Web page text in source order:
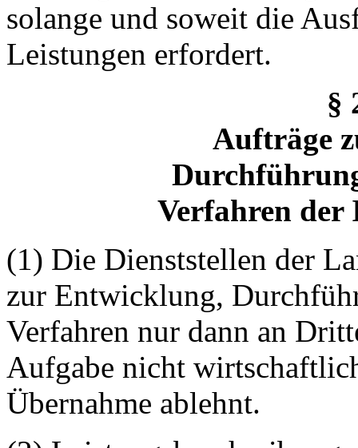
solange und soweit die
Leistungen erfordert.
§
Aufträge
Verfahren
(1) Die Dienststellen der
zur Entwicklung,
Verfahren nur dann an
Aufgabe nicht
Übernahme ablehnt.